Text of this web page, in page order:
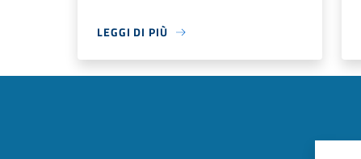
LEGGI DI PIÙ